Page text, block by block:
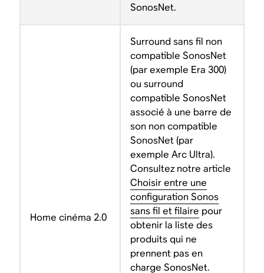
SonosNet.
Home cinéma 2.0
Surround sans fil non
compatible SonosNet
(par exemple Era 300)
ou surround
compatible SonosNet
associé à une barre de
son non compatible
SonosNet (par
exemple Arc Ultra).
Consultez notre article
Choisir entre une
configuration Sonos
sans fil et filaire pour
obtenir la liste des
produits qui ne
prennent pas en
charge SonosNet.